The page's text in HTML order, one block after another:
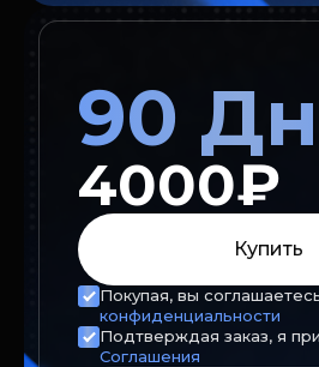
90
4000₽
Купить
Покупая, вы
конфиденциальности
Подтверждая заказ, я
Соглашения